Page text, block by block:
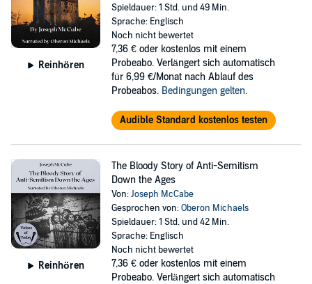
Reinhören
Spieldauer: 1 Std. und 49 Min.
Sprache: Englisch
Noch nicht bewertet
7,36 € oder kostenlos mit einem
Probeabo. Verlängert sich automatisch
für 6,99 €/Monat nach Ablauf des
Probeabos. Bedingungen gelten.
Audible Standard kostenlos testen
Reinhören
The Bloody Story of Anti-Semitism
Down the Ages
Von:Joseph McCabe
Gesprochen von:Oberon Michaels
Spieldauer: 1 Std. und 42 Min.
Sprache: Englisch
Noch nicht bewertet
7,36 € oder kostenlos mit einem
Probeabo. Verlängert sich automatisch